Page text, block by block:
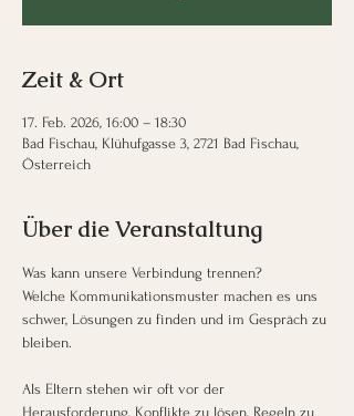
Zeit & Ort
17. Feb. 2026, 16:00 – 18:30
Bad Fischau, Klühufgasse 3, 2721 Bad Fischau,
Österreich
Über die Veranstaltung
Was kann unsere Verbindung trennen?
Welche Kommunikationsmuster machen es uns
schwer, Lösungen zu finden und im Gespräch zu
bleiben.
Als Eltern stehen wir oft vor der
Herausforderung, Konflikte zu lösen, Regeln zu